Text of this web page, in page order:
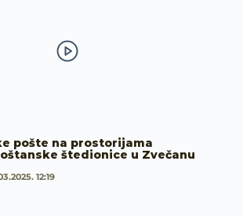
pošte na prostorijama
štedionice u Zvečanu
12:19